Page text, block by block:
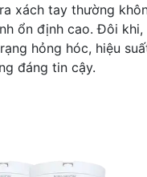
xách tay thường
ổn định cao. Đôi khi,
hỏng hóc, hiệu
đáng tin cậy.